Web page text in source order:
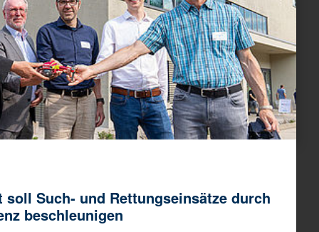
Such- und Rettungseinsätze durch
beschleunigen